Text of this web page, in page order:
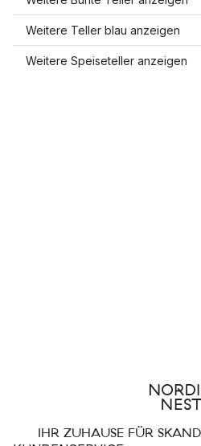
Weitere Teller blau anzeigen
Weitere Speiseteller anzeigen
IHR ZUHAUSE FÜR